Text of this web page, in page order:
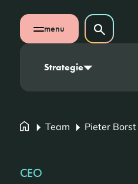
Navigatie overslaan
Open mobiel menu
menu Zoeken op
Zoeken
Strategie
Team Pieter Borst
CEO